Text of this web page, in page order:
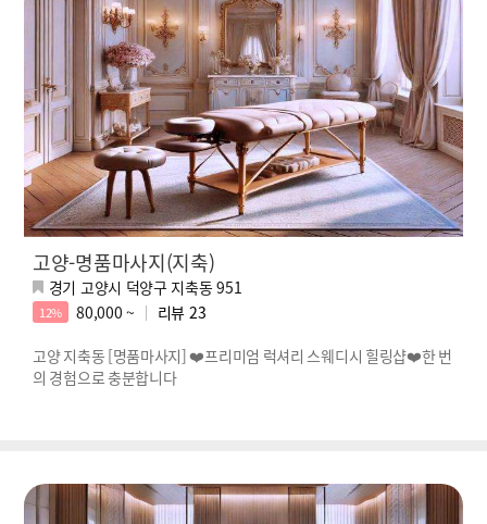
고양-명품마사지(지축)
경기 고양시 덕양구 지축동 951
12% 80,000 ~ 리뷰 23
고양 지축동 [명품마사지] ❤️프리미엄 럭셔리 스웨디시 힐링샵❤️한 번
의 경험으로 충분합니다